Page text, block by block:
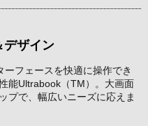
デザイン
フェースを快適に操作でき
能Ultrabook（TM）。大画面
プで、幅広いニーズに応えま